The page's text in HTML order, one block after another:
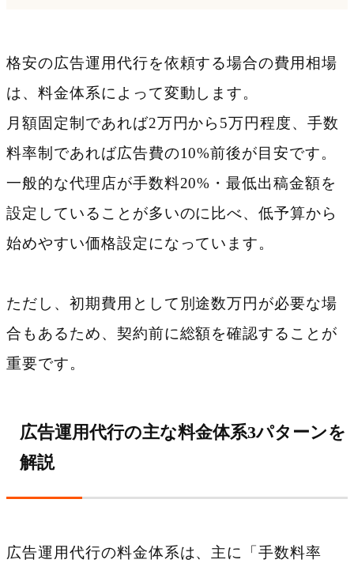
格安の広告運用代行を依頼する場合の費用相場
は、料金体系によって変動します。
月額固定制であれば2万円から5万円程度、手数
料率制であれば広告費の10%前後が目安です。
一般的な代理店が手数料20%・最低出稿金額を
設定していることが多いのに比べ、低予算から
始めやすい価格設定になっています。
ただし、初期費用として別途数万円が必要な場
合もあるため、契約前に総額を確認することが
重要です。
広告運用代行の主な料金体系3パターンを
解説
広告運用代行の料金体系は、主に「手数料率